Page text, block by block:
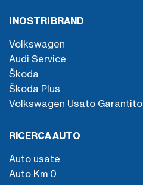
I NOSTRI BRAND
Volkswagen
Audi Service
Škoda
Škoda Plus
Volkswagen Usato Garantito
RICERCA AUTO
Auto usate
Auto Km 0